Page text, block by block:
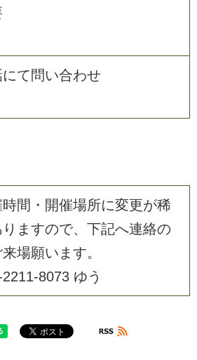
にて問い合わせ
時間・開催場所に変更が稀
りますので、下記へ連絡の
来場願います。
8073 ゆう